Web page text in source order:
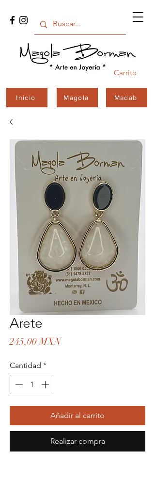
Carrito
Inicio Magola Madab
Arete
245,00 MXNPrecio
Cantidad *
Añadir al carrito
Realizar compra